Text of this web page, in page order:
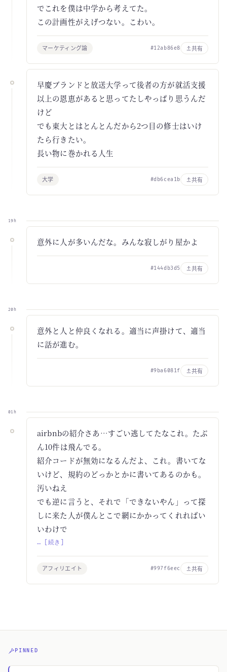
でこれを僕は中学から考えてた。
この計画性がえげつない。こわい。
マーケティング論 #12ab86e8 共有
早慶ブランドと放送大学って後者の方が就活支援
以上の恩恵があると思ってたしやっぱり思うんだ
けど
でも東大とはとんとんだから2つ目の修士はいけ
たら行きたい。
長い物に巻かれる人生
大学 #db6cea1b 共有
19h
意外に人が多いんだな。みんな寂しがり屋かよ
#144db3d5 共有
20h
意外と人と仲良くなれる。適当に声掛けて、適当
に話が進む。
#9ba6081f 共有
01h
airbnbの紹介さあ…すごい逃してたなこれ。たぶ
ん10件は飛んでる。
紹介コードが無効になるんだよ、これ。書いてな
いけど、規約のどっかとかに書いてあるのかも。
汚いねえ
でも逆に言うと、それで「できないやん」って探
しに来た人が僕んとこで網にかかってくれればい
いわけで
… [続き]
アフィリエイト #997f6eec 共有
PINNED